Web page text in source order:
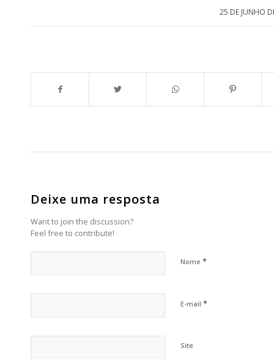
25 DE JUNHO
/
Deixe uma resposta
Want to join the discussion?
Feel free to contribute!
Nome *
E-mail *
Site